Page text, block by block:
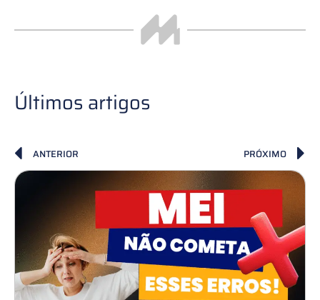
Últimos artigos
ANTERIOR PRÓXIMO